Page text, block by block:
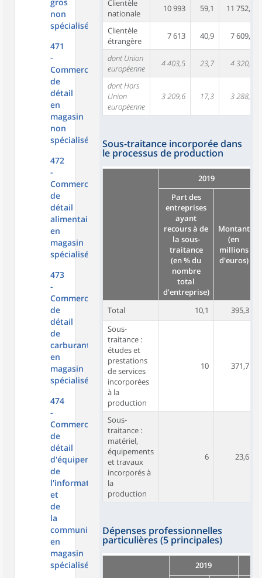
non
spécialisé
471
-
Commerce
de
détail
en
magasin
non
spécialisé
472
-
Commerce
de
détail
alimentaire
en
magasin
spécialisé
473
-
Commerce
de
détail
de
carburants
en
magasin
spécialisé
474
-
Commerce
de
détail
d'équipements
de
l'information
et
de
la
communication
en
magasin
spécialisé
Clientèle
nationale
10 993 59,1 11 752,3
Clientèle
étrangère
7 613 40,9 7 609,5
dont Union
européenne
4 403,5 23,7 4 320,9
dont Hors
Union
européenne
3 209,6 17,3 3 288,6
Sous-traitance incorporée dans
le processus de production
2019
Part des
entreprises
ayant
recours à de
la sous-
traitance
(en % du
nombre
total
d’entreprise)
Montant
(en
millions
d'euros)
Total
10,1
395,3
Sous-
traitance :
études et
prestations
de services
incorporées
à la
production
10 371,7
Sous-
traitance :
matériel,
équipements
et travaux
incorporés à
la
production
6 23,6
Dépenses professionnelles
particulières (5 principales)
2019